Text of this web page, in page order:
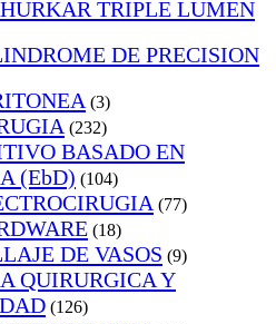
TRIPLE LUMEN
DE PRECISION
(3)
(232)
BASADO EN
(EbD) (104)
(77)
(18)
DE VASOS (9)
QUIRURGICA Y
(126)